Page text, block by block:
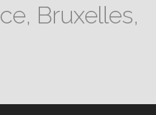
Bruxelles,